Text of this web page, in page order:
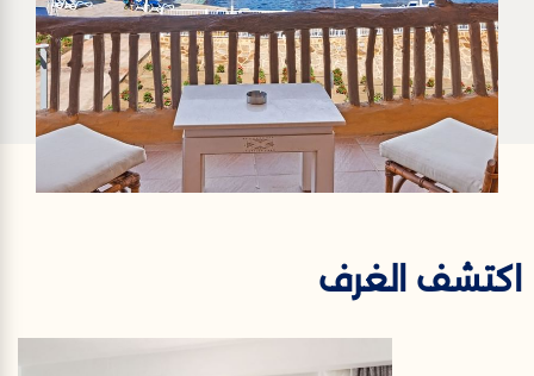
اكتشف الغرف